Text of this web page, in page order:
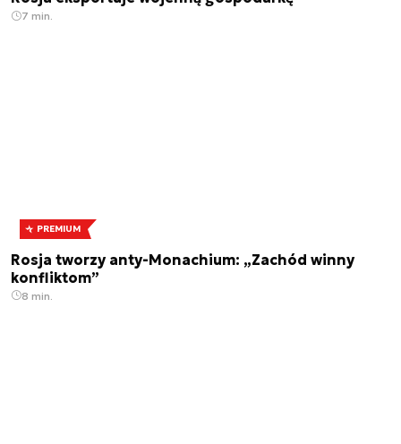
7 min.
PREMIUM
Rosja tworzy anty-Monachium: „Zachód winny
konfliktom”
8 min.